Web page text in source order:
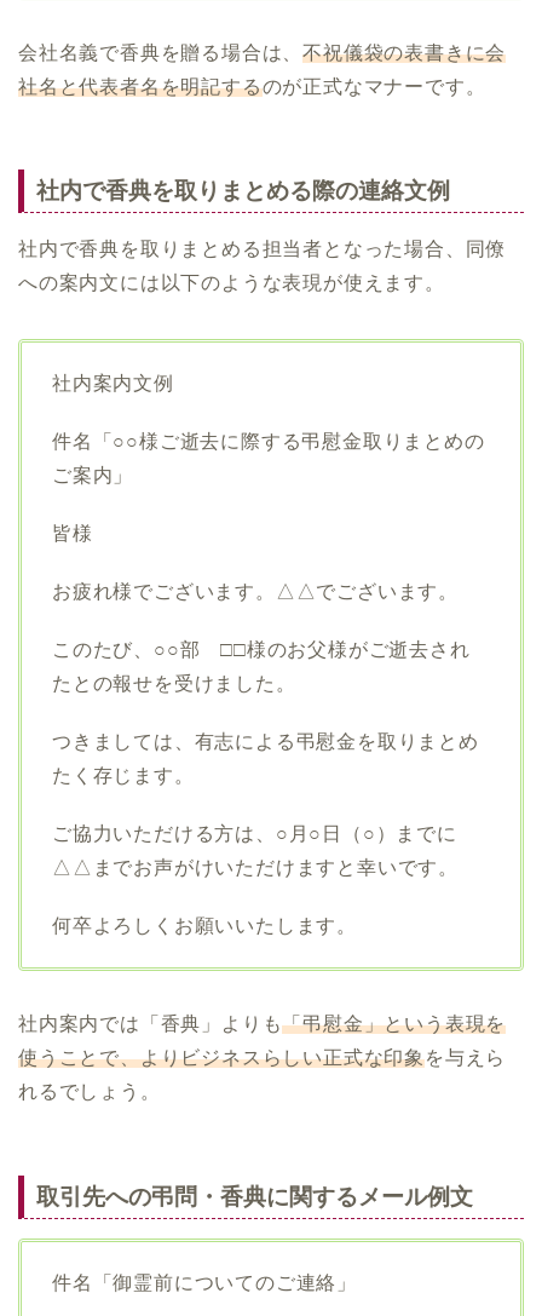
会社名義で香典を贈る場合は、不祝儀袋の表書きに会
社名と代表者名を明記するのが正式なマナーです。
社内で香典を取りまとめる際の連絡文例
社内で香典を取りまとめる担当者となった場合、同僚
への案内文には以下のような表現が使えます。
社内案内文例
件名「○○様ご逝去に際する弔慰金取りまとめの
ご案内」
皆様
お疲れ様でございます。△△でございます。
このたび、○○部 □□様のお父様がご逝去され
たとの報せを受けました。
つきましては、有志による弔慰金を取りまとめ
たく存じます。
ご協力いただける方は、○月○日（○）までに
△△までお声がけいただけますと幸いです。
何卒よろしくお願いいたします。
社内案内では「香典」よりも「弔慰金」という表現を
使うことで、よりビジネスらしい正式な印象を与えら
れるでしょう。
取引先への弔問・香典に関するメール例文
件名「御霊前についてのご連絡」